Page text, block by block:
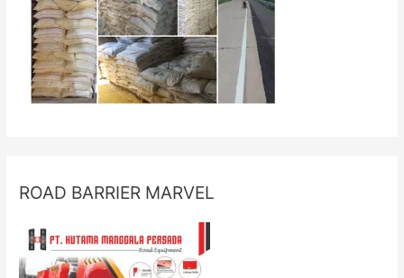
ROAD BARRIER MARVEL